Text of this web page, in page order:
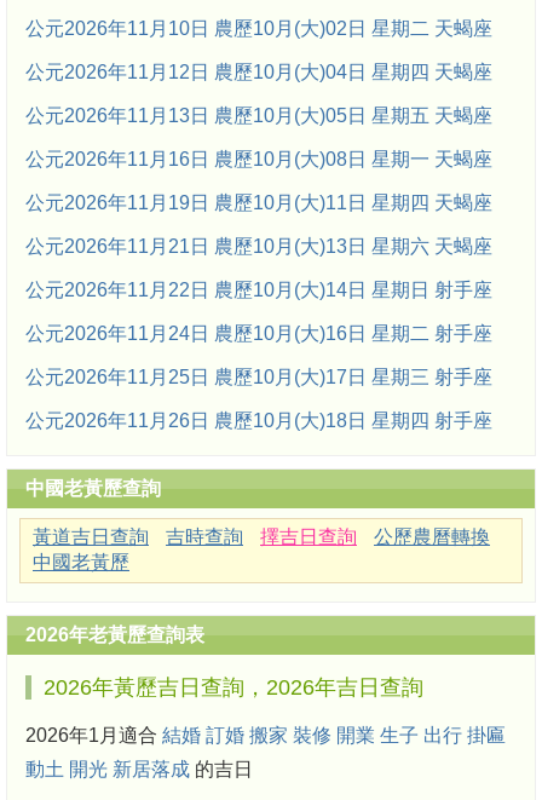
公元2026年11月10日 農歷10月(大)02日 星期二 天蝎座
公元2026年11月12日 農歷10月(大)04日 星期四 天蝎座
公元2026年11月13日 農歷10月(大)05日 星期五 天蝎座
公元2026年11月16日 農歷10月(大)08日 星期一 天蝎座
公元2026年11月19日 農歷10月(大)11日 星期四 天蝎座
公元2026年11月21日 農歷10月(大)13日 星期六 天蝎座
公元2026年11月22日 農歷10月(大)14日 星期日 射手座
公元2026年11月24日 農歷10月(大)16日 星期二 射手座
公元2026年11月25日 農歷10月(大)17日 星期三 射手座
公元2026年11月26日 農歷10月(大)18日 星期四 射手座
中國老黃歷查詢
黃道吉日查詢 吉時查詢 擇吉日查詢
公歷農曆轉換
中國老黃歷
2026年老黃歷查詢表
2026年黃歷吉日查詢，2026年吉日查詢
2026年1月適合 結婚 訂婚 搬家 裝修 開業 生子 出行 掛匾
動土 開光 新居落成 的吉日